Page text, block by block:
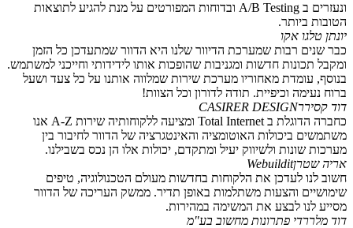
ונעזרים ב A/B Testing ובדוחות המפורטים על מנת להגיע לתוצאות
הטובות ביותר.
יונתן טלגו אקו
כבר שנים רבות שמערכת הדיוור שלנו היא הדוור שמתעדכן כל הזמן
ומקבל תכונות חדשות ומגניבות שהופכות אותו לידידותי וחייכני למשתמש.
בנוסף, עומדת מאחוריו מערכת שירות שמלווה אותנו על כל צעד ושעל
ברוח נעימה וכיפיית. תודה לדורון וכל הצוות!
דוד קסיררCASIRER DESIGN
כחברה הדוגלת ב Total Internet ומציעה ללקוחותיה שירות A-Z אנו
משתמשים ביכולות האוטומציה והאינטגרציה של הדוור לחיבור בין
מערכות שונות ולשיווק יעיל ומתקדם, יכולות אלו הן נכס בשבילנו.
אריה שטרןWebuildit
חשוב לנו לעדכן את הלקוחות בחדשות מעולם הטכנולוגיה, טיפים
שימושיים והצעות משתלמות באופן תדיר. ממשק העריכה של הדוור
מסייע לנו לבצע את המשימה במהירות.
דוד מלררדי פתרונות מחשוב בע"מ